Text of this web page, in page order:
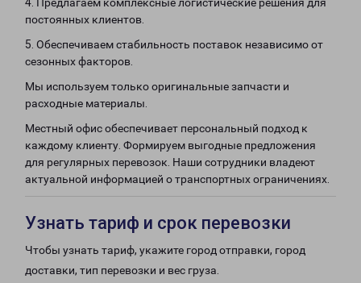
постоянных клиентов.
5. Обеспечиваем стабильность поставок независимо от
сезонных факторов.
Мы используем только оригинальные запчасти и
расходные материалы.
Местный офис обеспечивает персональный подход к
каждому клиенту. Формируем выгодные предложения
для регулярных перевозок. Наши сотрудники владеют
актуальной информацией о транспортных ограничениях.
Узнать тариф и срок перевозки
Чтобы узнать тариф, укажите город отправки, город
доставки, тип перевозки и вес груза.